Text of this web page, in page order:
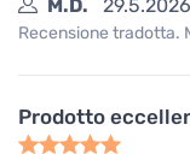
M.D.
29.5.2026
Recensione tradotta.
Prodotto